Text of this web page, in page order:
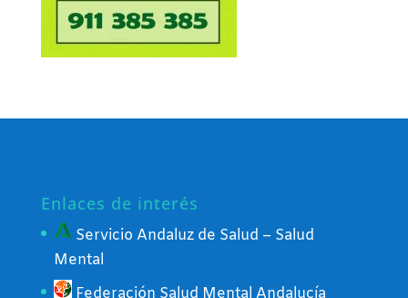
Enlaces de interés
Servicio Andaluz de Salud – Salud
Mental
Federación Salud Mental Andalucía